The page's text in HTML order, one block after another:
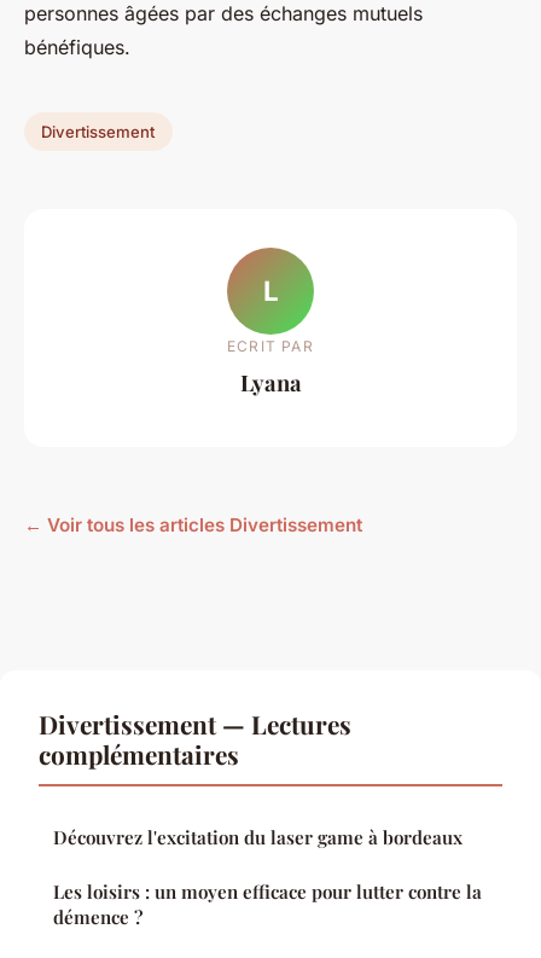
personnes âgées par des échanges mutuels
bénéfiques.
Divertissement
L
ECRIT PAR
Lyana
← Voir tous les articles Divertissement
Divertissement — Lectures
complémentaires
Découvrez l'excitation du laser game à bordeaux
Les loisirs : un moyen efficace pour lutter contre la
démence ?